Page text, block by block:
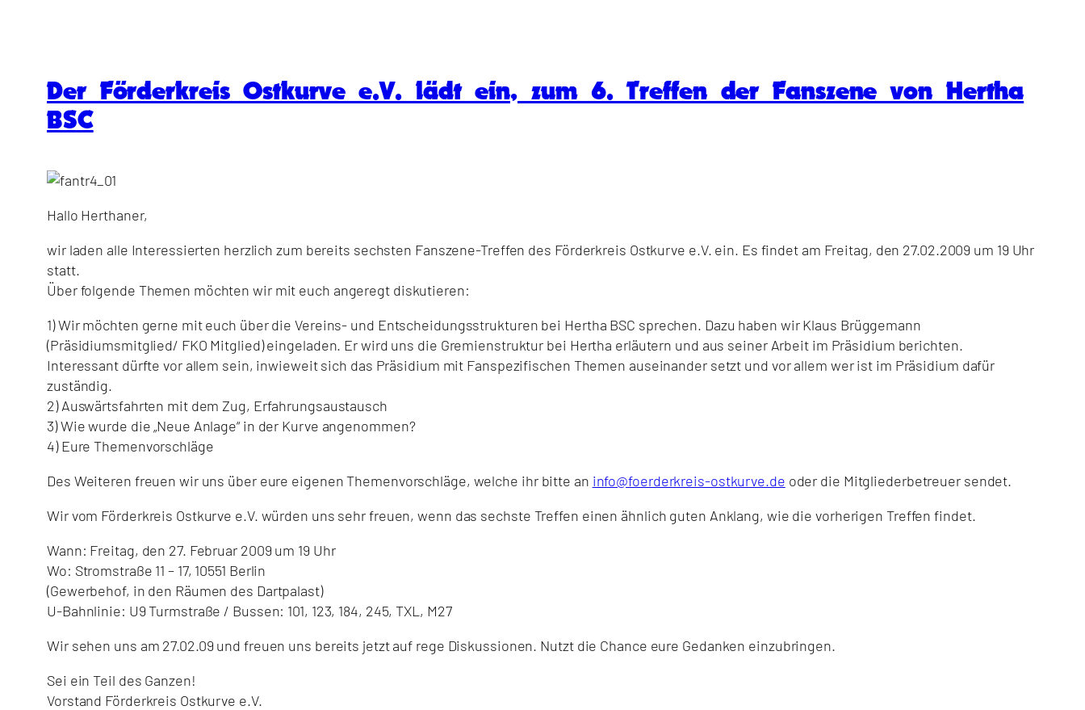
Der Förderkreis Ostkurve e.V. lädt ein, zum 6. Treffen der Fanszene von Hertha
BSC
Hallo Herthaner,
wir laden alle Interessierten herzlich zum bereits sechsten Fanszene-Treffen des Förderkreis Ostkurve e.V. ein. Es findet am Freitag, den 27.02.2009 um 19 Uhr
statt.
Über folgende Themen möchten wir mit euch angeregt diskutieren:
1) Wir möchten gerne mit euch über die Vereins- und Entscheidungsstrukturen bei Hertha BSC sprechen. Dazu haben wir Klaus Brüggemann
(Präsidiumsmitglied/ FKO Mitglied) eingeladen. Er wird uns die Gremienstruktur bei Hertha erläutern und aus seiner Arbeit im Präsidium berichten.
Interessant dürfte vor allem sein, inwieweit sich das Präsidium mit Fanspezifischen Themen auseinander setzt und vor allem wer ist im Präsidium dafür
zuständig.
2) Auswärtsfahrten mit dem Zug, Erfahrungsaustausch
3) Wie wurde die „Neue Anlage“ in der Kurve angenommen?
4) Eure Themenvorschläge
Des Weiteren freuen wir uns über eure eigenen Themenvorschläge, welche ihr bitte an info@foerderkreis-ostkurve.de oder die Mitgliederbetreuer sendet.
Wir vom Förderkreis Ostkurve e.V. würden uns sehr freuen, wenn das sechste Treffen einen ähnlich guten Anklang, wie die vorherigen Treffen findet.
Wann: Freitag, den 27. Februar 2009 um 19 Uhr
Wo: Stromstraße 11 – 17, 10551 Berlin
(Gewerbehof, in den Räumen des Dartpalast)
U-Bahnlinie: U9 Turmstraße / Bussen: 101, 123, 184, 245, TXL, M27
Wir sehen uns am 27.02.09 und freuen uns bereits jetzt auf rege Diskussionen. Nutzt die Chance eure Gedanken einzubringen.
Sei ein Teil des Ganzen!
Vorstand Förderkreis Ostkurve e.V.